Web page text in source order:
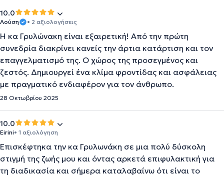
10.0
Λούση • 2 αξιολογήσεις
Η κα Γρυλώνακη είναι εξαιρετική! Από την πρώτη
συνεδρία διακρίνει κανείς την άρτια κατάρτιση και τον
επαγγελματισμό της. Ο χώρος της προσεγμένος και
ζεστός. Δημιουργεί ένα κλίμα φροντίδας και ασφάλειας
με πραγματικό ενδιαφέρον για τον άνθρωπο.
28 Οκτωβρίου 2025
10.0
Eirini• 1 αξιολόγηση
Επισκέφτηκα την κα Γρυλωνάκη σε μια πολύ δύσκολη
στιγμή της ζωής μου και όντας αρκετά επιφυλακτική για
τη διαδικασία και σήμερα καταλαβαίνω ότι είναι το